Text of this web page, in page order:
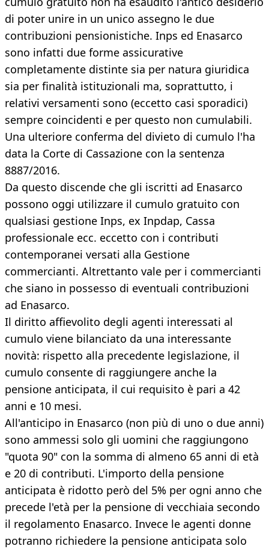
di poter unire in un unico assegno le due
contribuzioni pensionistiche. Inps ed Enasarco
sono infatti due forme assicurative
completamente distinte sia per natura giuridica
sia per finalità istituzionali ma, soprattutto, i
relativi versamenti sono (eccetto casi sporadici)
sempre coincidenti e per questo non cumulabili.
Una ulteriore conferma del divieto di cumulo l'ha
data la Corte di Cassazione con la sentenza
8887/2016.
Da questo discende che gli iscritti ad Enasarco
possono oggi utilizzare il cumulo gratuito con
qualsiasi gestione Inps, ex Inpdap, Cassa
professionale ecc. eccetto con i contributi
contemporanei versati alla Gestione
commercianti. Altrettanto vale per i commercianti
che siano in possesso di eventuali contribuzioni
ad Enasarco.
Il diritto affievolito degli agenti interessati al
cumulo viene bilanciato da una interessante
novità: rispetto alla precedente legislazione, il
cumulo consente di raggiungere anche la
pensione anticipata, il cui requisito è pari a 42
anni e 10 mesi.
All'anticipo in Enasarco (non più di uno o due anni)
sono ammessi solo gli uomini che raggiungono
"quota 90" con la somma di almeno 65 anni di età
e 20 di contributi. L'importo della pensione
anticipata è ridotto però del 5% per ogni anno che
precede l'età per la pensione di vecchiaia secondo
il regolamento Enasarco. Invece le agenti donne
potranno richiedere la pensione anticipata solo